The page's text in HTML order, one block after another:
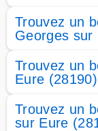
Trouvez un
Georges sur
Trouvez un
Eure (28190)
Trouvez un
sur Eure